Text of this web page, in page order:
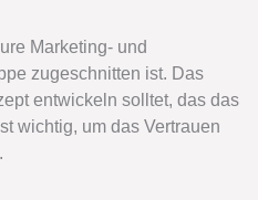
Marketing- und
zugeschnitten ist. Das
entwickeln solltet, das das
wichtig, um das Vertrauen